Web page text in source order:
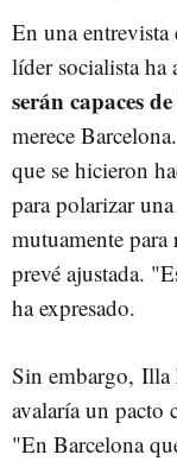
En una entrevista
líder socialista ha
serán capaces
merece
que se hicieron
para polarizar
mutuamente para
prevé ajustada.
ha expresado.
Sin embargo, Illa
avalaría un pacto
"En Barcelona